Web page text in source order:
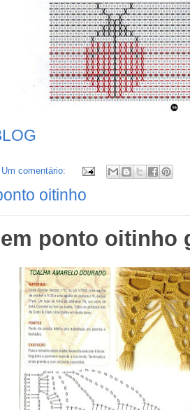
Um comentário:
oitinho
ponto oitinho